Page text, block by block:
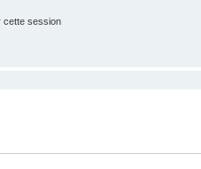
cette session